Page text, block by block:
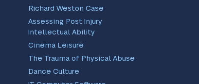
Richard Weston Case
Assessing Post Injury
Intellectual Ability
Cinema Leisure
The Trauma of Physical Abuse
Dance Culture